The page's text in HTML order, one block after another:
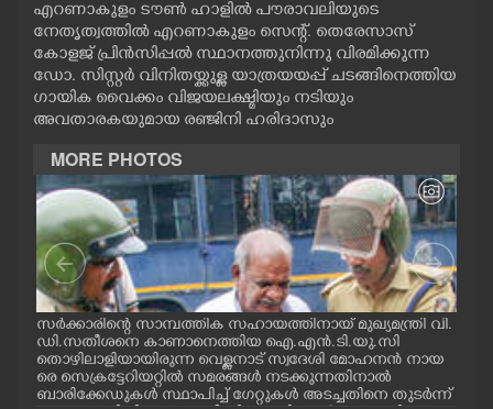
OPINION
PHOTOS
LIFESTYLE
SPIRITUAL
INFO+
ART
എറണാകുളം ടൗൺ ഹാളിൽ പൗരാവലിയുടെ
നേതൃത്വത്തിൽ എറണാകുളം സെന്റ്. തെരേസാസ്
കോളജ് പ്രിൻസിപ്പൽ സ്ഥാനത്തുനിന്നു വിരമിക്കുന്ന
ഡോ. സിസ്റ്റർ വിനിതയ്ക്കുള്ള യാത്രയയപ്പ് ചടങ്ങിനെത്തിയ
ഗായിക വൈക്കം വിജയലക്ഷ്മിയും നടിയും
അവതാരകയുമായ രഞ്ജിനി ഹരിദാസും
MORE PHOTOS
സർക്കാരിന്റെ സാമ്പത്തിക സഹായത്തിനായ് മുഖ്യമന്ത്രി വി.
ഡി.സതീശനെ കാണാനെത്തിയ ഐ.എൻ.ടി.യു.സി
തൊഴിലാളിയായിരുന്ന വെള്ളനാട് സ്വദേശി മോഹനൻ നായ
രെ സെക്രട്ടേറിയറ്റിൽ സമരങ്ങൾ നടക്കുന്നതിനാൽ
ബാരിക്കേഡുകൾ സ്ഥാപിച്ച് ഗേറ്റുകൾ അടച്ചതിനെ തുടർന്ന്